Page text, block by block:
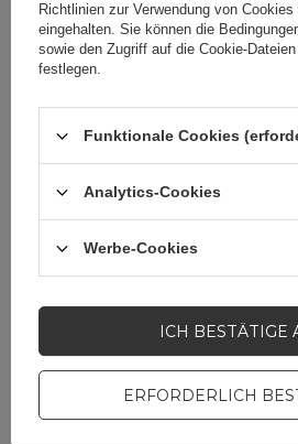
Marke
Für dieses Produkt
der EU
Symbol
Farbe
Richtlinien zur Verwendung von Cookies
eingehalten. Sie können die
sowie den Zugriff auf die Cookie-
festlegen.
Funktionale Cookies
Analytics-Cookies
Werbe-Cookies
ERFORDERLICH
ICH BESTÄTIGE